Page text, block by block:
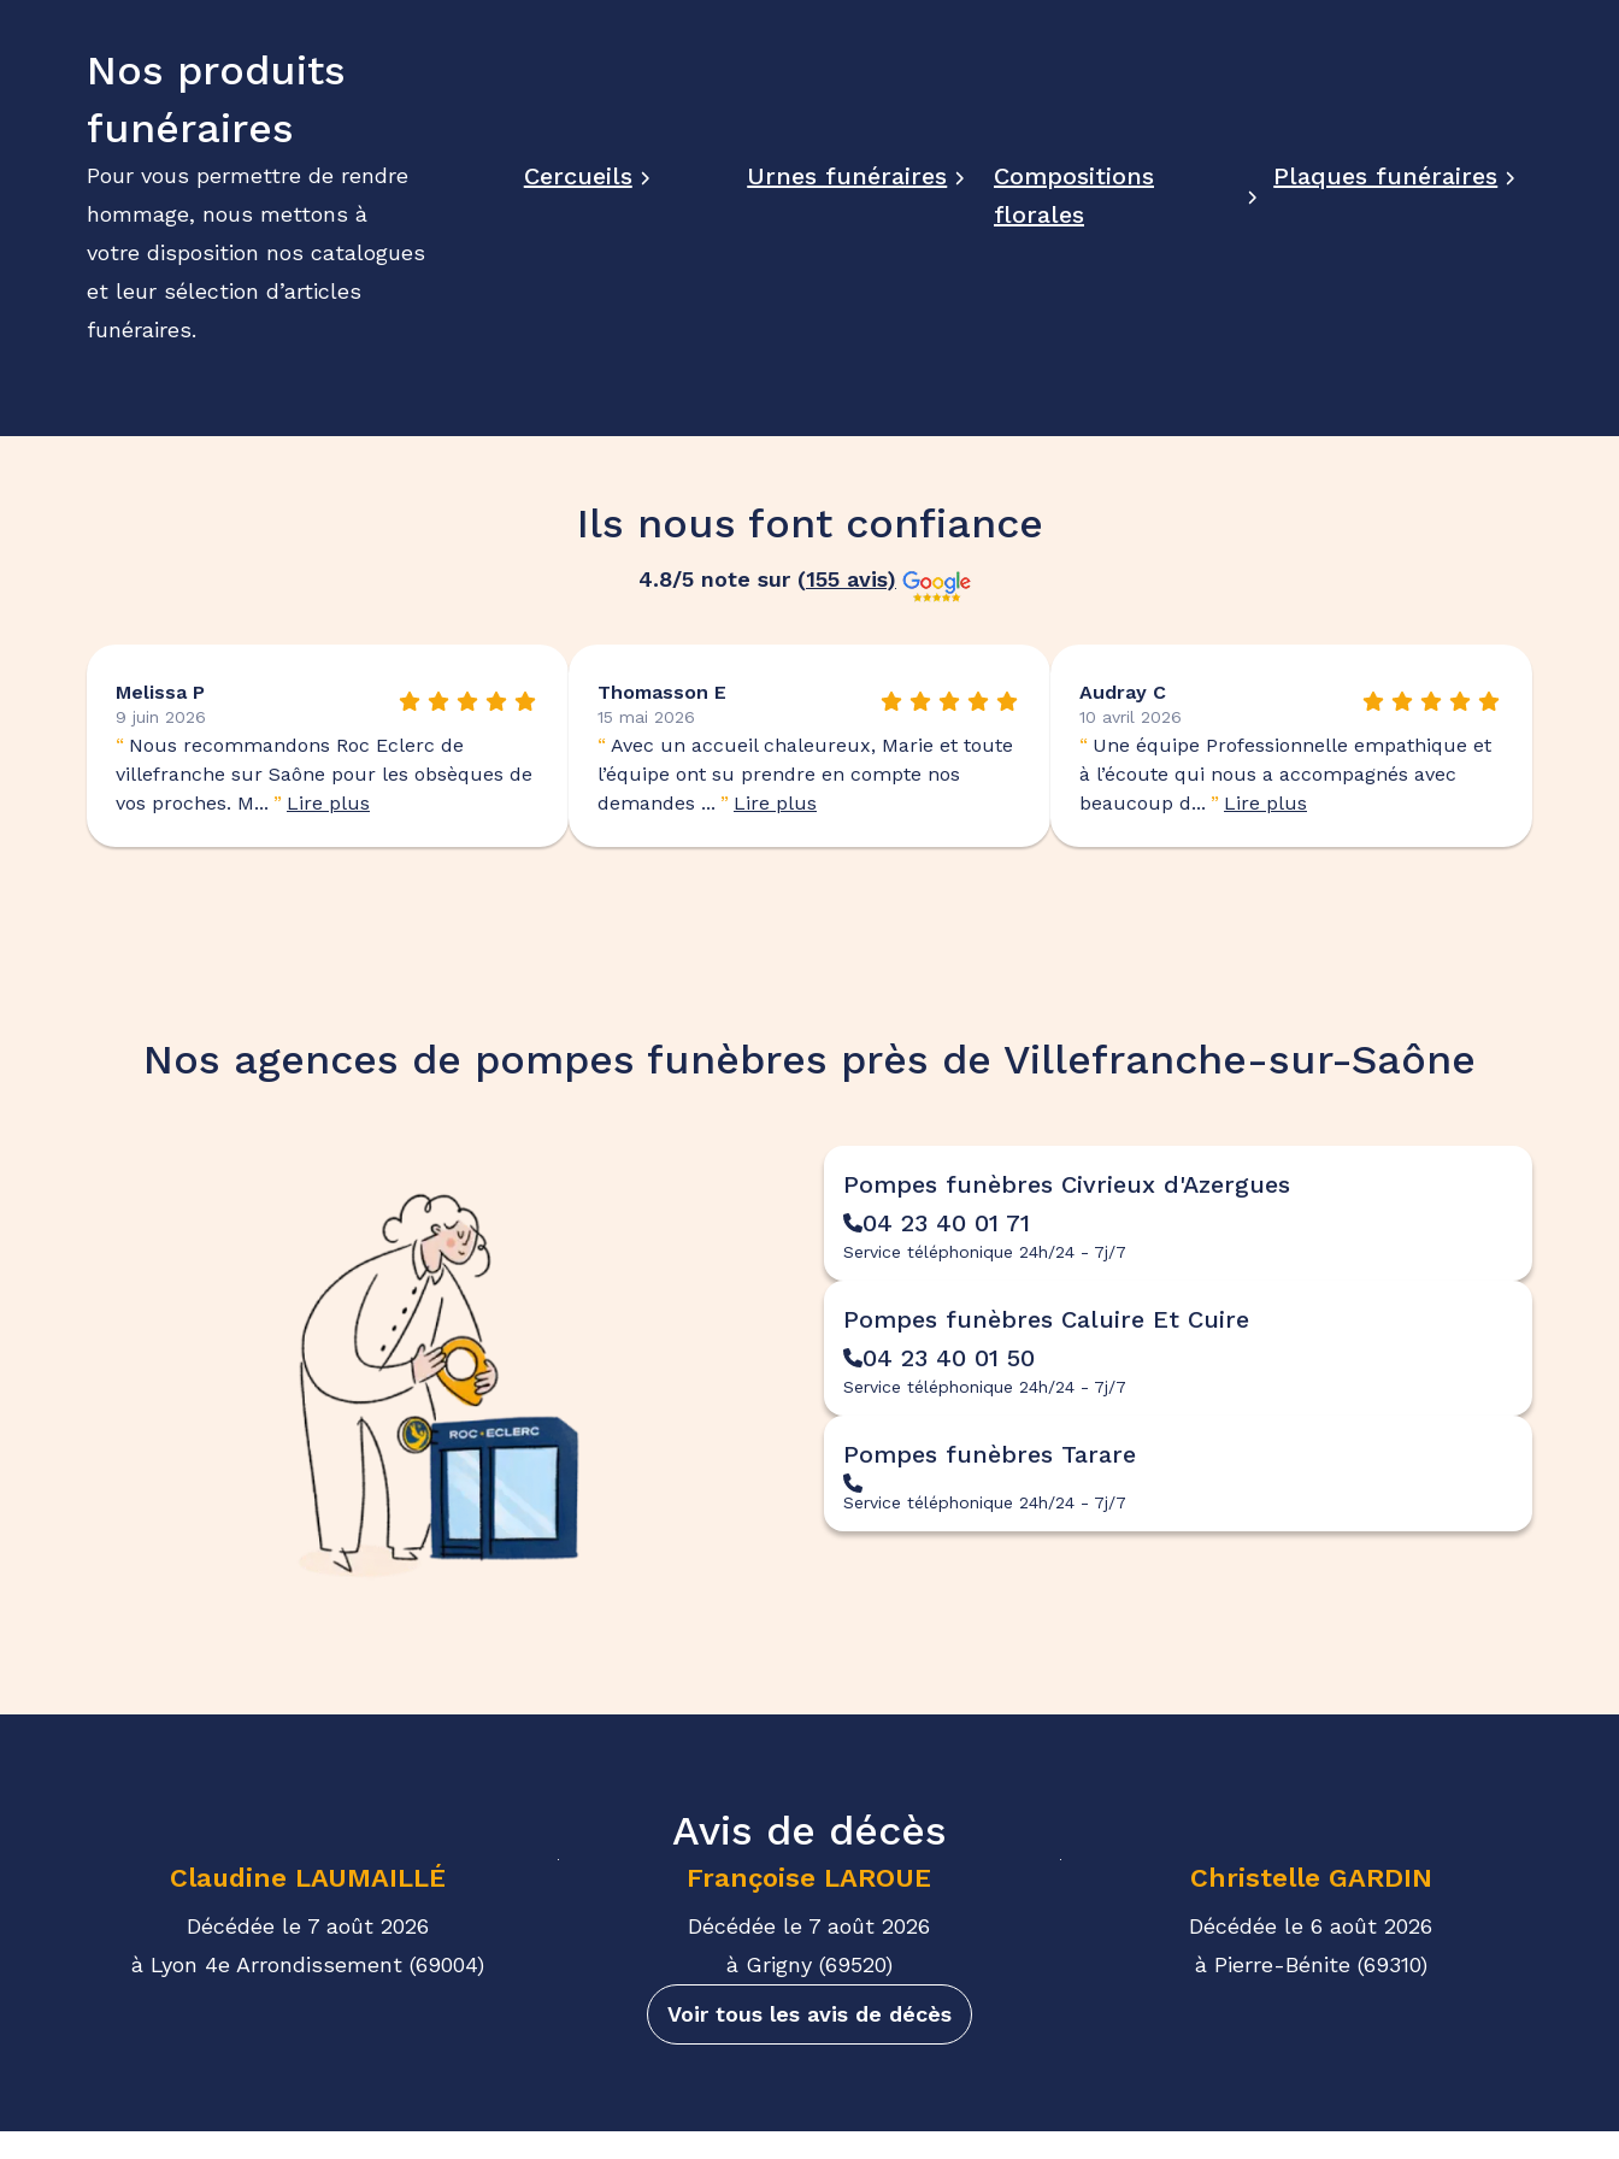
Nos produits
funéraires
Pour vous permettre de rendre
hommage, nous mettons à
votre disposition nos catalogues
et leur sélection d’articles
funéraires.
Cercueils Urnes funéraires
Compositions
florales
Plaques funéraires
Ils nous font confiance
4.8/5 note sur (155 avis)
Melissa P
9 juin 2026
“ Nous recommandons Roc Eclerc de
villefranche sur Saône pour les obsèques de
vos proches. M... ” Lire plus
Thomasson E
15 mai 2026
“ Avec un accueil chaleureux, Marie et toute
l’équipe ont su prendre en compte nos
demandes ... ” Lire plus
Audray C
10 avril 2026
“ Une équipe Professionnelle empathique et
à l’écoute qui nous a accompagnés avec
beaucoup d... ” Lire plus
Nos agences de pompes funèbres près de Villefranche-sur-Saône
Pompes funèbres Civrieux d'Azergues
04 23 40 01 71
Service téléphonique 24h/24 - 7j/7
Pompes funèbres Caluire Et Cuire
04 23 40 01 50
Service téléphonique 24h/24 - 7j/7
Pompes funèbres Tarare
Service téléphonique 24h/24 - 7j/7
Avis de décès
Claudine LAUMAILLÉ
Décédée le 7 août 2026
à Lyon 4e Arrondissement (69004)
Françoise LAROUE
Décédée le 7 août 2026
à Grigny (69520)
Christelle GARDIN
Décédée le 6 août 2026
à Pierre-Bénite (69310)
Voir tous les avis de décès